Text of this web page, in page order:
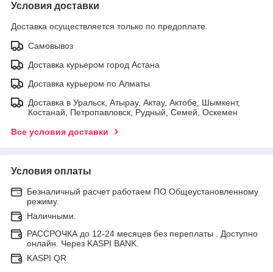
Условия доставки
Доставка осуществляется только по предоплате.
Самовывоз
Доставка курьером город Астана
Доставка курьером по Алматы
Доставка в Уральск, Атырау, Актау, Актобе, Шымкент,
Костанай, Петропавловск, Рудный, Семей, Оскемен
Все условия доставки
Условия оплаты
Безналичный расчет работаем ПО Общеустановленному
режиму.
Наличными.
РАССРОЧКА до 12-24 месяцев без переплаты . Доступно
онлайн. Через KASPI BANK.
KASPI QR